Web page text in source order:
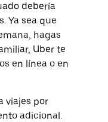
debería
Ya sea que
hagas
Uber te
en línea o en
viajes por
adicional.